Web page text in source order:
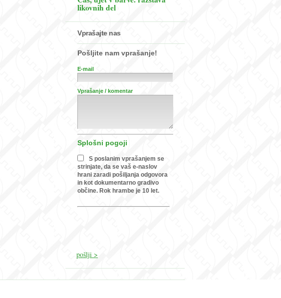
likovnih del
Vprašajte nas
Pošljite nam vprašanje!
E-mail
Vprašanje / komentar
Splošni pogoji
S poslanim vprašanjem se
strinjate, da se vaš e-naslov
hrani zaradi pošiljanja odgovora
in kot dokumentarno gradivo
občine. Rok hrambe je 10 let.